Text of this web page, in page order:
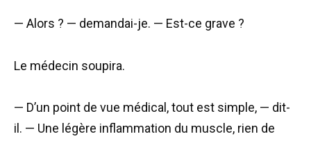
— Alors ? — demandai-je. — Est-ce grave ?
Le médecin soupira.
— D’un point de vue médical, tout est simple, — dit-
il. — Une légère inflammation du muscle, rien de